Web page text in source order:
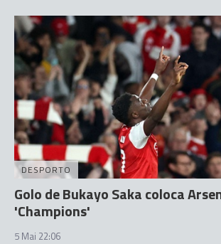
DESPORTO
Golo de Bukayo Saka coloca
'Champions'
5 Mai 22:06